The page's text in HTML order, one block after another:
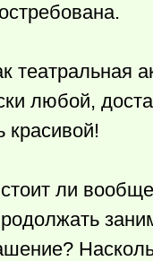
театральная
любой,
красивой!
ли